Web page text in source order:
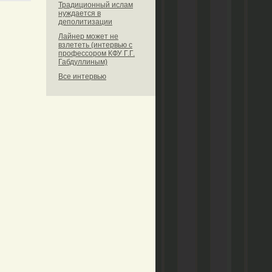
Традиционный ислам
нуждается в
деполитизации
Лайнер может не
взлететь (интервью с
профессором КФУ Г.Г.
Габдуллиным)
Все интервью